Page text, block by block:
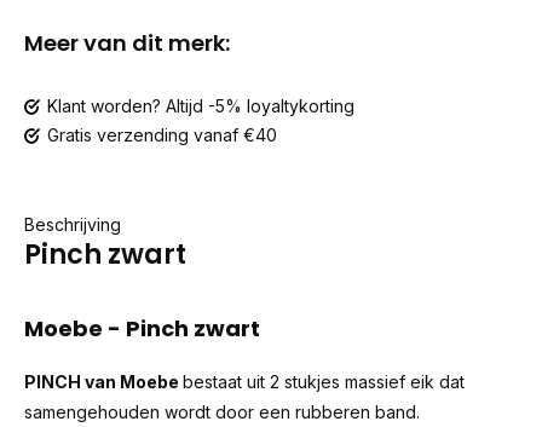
Meer van dit merk:
Klant worden? Altijd -5% loyaltykorting
Gratis verzending vanaf €40
Beschrijving
Pinch zwart
Moebe - Pinch zwart
PINCH van Moebe bestaat uit 2 stukjes massief eik dat
samengehouden wordt door een rubberen band.